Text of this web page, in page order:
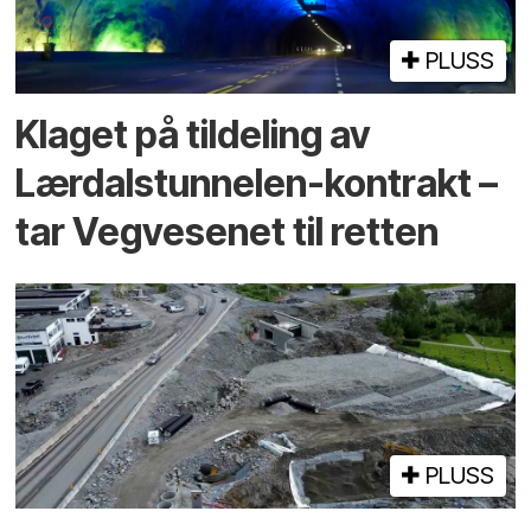
PLUSS
Klaget på tildeling av
Lærdalstunnelen-kontrakt –
tar Vegvesenet til retten
PLUSS